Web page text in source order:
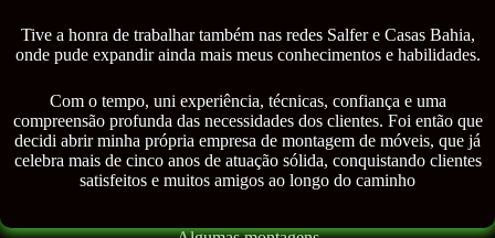
Tive a honra de trabalhar também nas redes Salfer e Casas Bahia,
onde pude expandir ainda mais meus conhecimentos e habilidades.
Com o tempo, uni experiência, técnicas, confiança e uma
compreensão profunda das necessidades dos clientes. Foi então que
decidi abrir minha própria empresa de montagem de móveis, que já
celebra mais de cinco anos de atuação sólida, conquistando clientes
satisfeitos e muitos amigos ao longo do caminho